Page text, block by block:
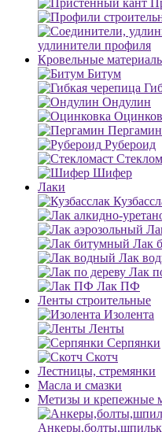
удлинители профиля
Кровельные
Битум
Ондулин
Пергамин
Рубероид
Шифер
Лаки
Лак
Лак
Лак
Лак ПФ
Ленты строительные
Изолента
Ленты
Серпянки
Скотч
Лестницы, стремянки
Масла и смазки
Метизы и крепежные